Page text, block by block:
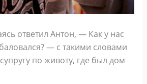
ответил Антон, — Как у нас
— с такими словами
по животу, где был дом